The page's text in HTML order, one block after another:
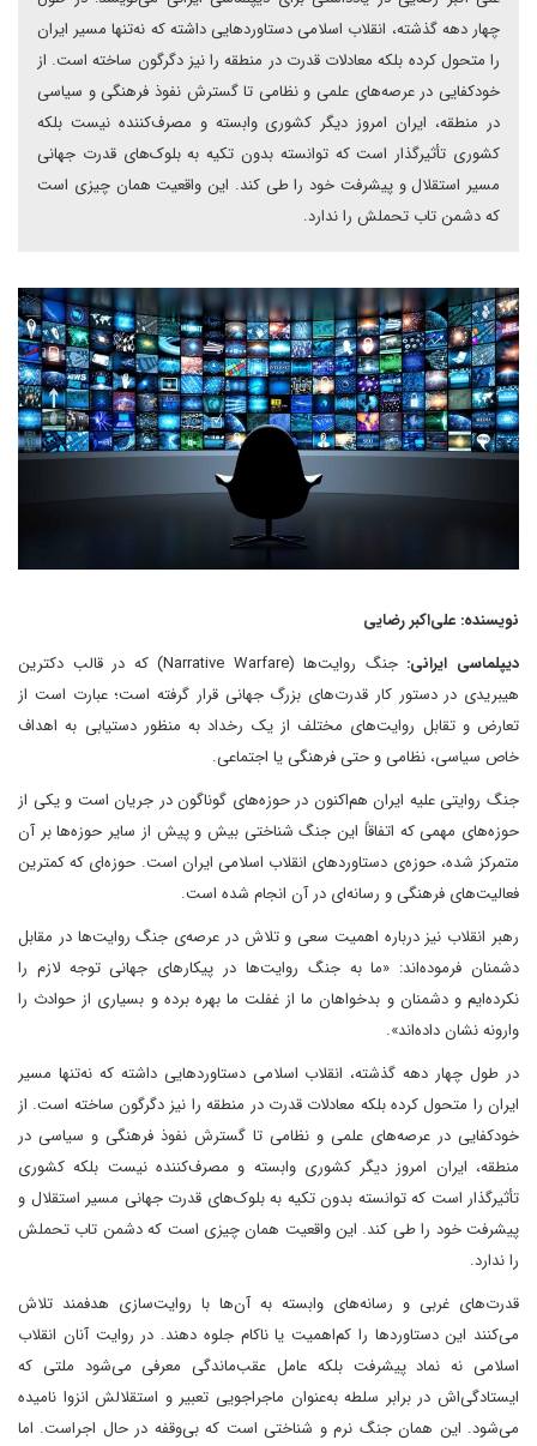
چهار دهه گذشته، انقلاب اسلامی دستاوردهایی داشته که نه‌تنها مسیر ایران
را متحول کرده بلکه معادلات قدرت در منطقه را نیز دگرگون ساخته است. از
خودکفایی در عرصه‌های علمی و نظامی تا گسترش نفوذ فرهنگی و سیاسی
در منطقه، ایران امروز دیگر کشوری وابسته و مصرف‌کننده نیست بلکه
کشوری تأثیرگذار است که توانسته بدون تکیه به بلوک‌های قدرت جهانی
مسیر استقلال و پیشرفت خود را طی کند. این واقعیت همان چیزی است
که دشمن تاب تحملش را ندارد.
نویسنده: علی‌اکبر رضایی
دیپلماسی ایرانی:
جنگ روایت‌ها (Narrative Warfare) که در قالب دکترین
هیبریدی در دستور کار قدرت‌های بزرگ جهانی قرار گرفته است؛ عبارت است از
تعارض و تقابل روایت‌های مختلف از یک رخداد به منظور دستیابی به اهداف
خاص سیاسی، نظامی و حتی فرهنگی یا اجتماعی.
جنگ روایتی علیه ایران هم‌اکنون در حوزه‌های گوناگون در جریان است و یکی از
حوزه‌های مهمی که اتفاقاً این جنگ شناختی بیش و پیش از سایر حوزه‌ها بر آن
متمرکز شده، حوزه‌ی دستاوردهای انقلاب اسلامی ایران است. حوزه‌ای که کمترین
فعالیت‌های فرهنگی و رسانه‌ای در آن انجام شده است.
رهبر انقلاب نیز درباره اهمیت سعی و تلاش در عرصه‌ی جنگ روایت‌ها در مقابل
دشمنان فرموده‌اند: «ما به جنگ روایت‌ها در پیکارهای جهانی توجه لازم را
نکرده‌ایم و دشمنان و بدخواهان ما از غفلت ما بهره برده و بسیاری از حوادث را
وارونه نشان داده‌اند».
در طول چهار دهه گذشته، انقلاب اسلامی دستاوردهایی داشته که نه‌تنها مسیر
ایران را متحول کرده بلکه معادلات قدرت در منطقه را نیز دگرگون ساخته است. از
خودکفایی در عرصه‌های علمی و نظامی تا گسترش نفوذ فرهنگی و سیاسی در
منطقه، ایران امروز دیگر کشوری وابسته و مصرف‌کننده نیست بلکه کشوری
تأثیرگذار است که توانسته بدون تکیه به بلوک‌های قدرت جهانی مسیر استقلال و
پیشرفت خود را طی کند. این واقعیت همان چیزی است که دشمن تاب تحملش
را ندارد.
قدرت‌های غربی و رسانه‌های وابسته به آن‌ها با روایت‌سازی هدفمند تلاش
می‌کنند این دستاوردها را کم‌اهمیت یا ناکام جلوه دهند. در روایت آنان انقلاب
اسلامی نه نماد پیشرفت بلکه عامل عقب‌ماندگی معرفی می‌شود ملتی که
ایستادگی‌اش در برابر سلطه به‌عنوان ماجراجویی تعبیر و استقلالش انزوا نامیده
می‌شود. این همان جنگ نرم و شناختی است که بی‌وقفه در حال اجراست. اما